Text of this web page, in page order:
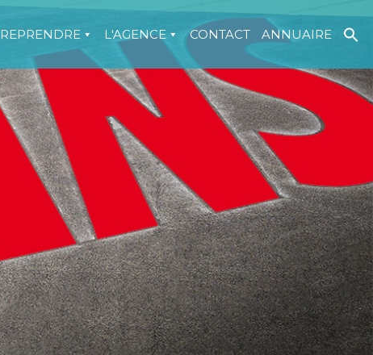
L'AGENCE CONTACT ANNUAIRE